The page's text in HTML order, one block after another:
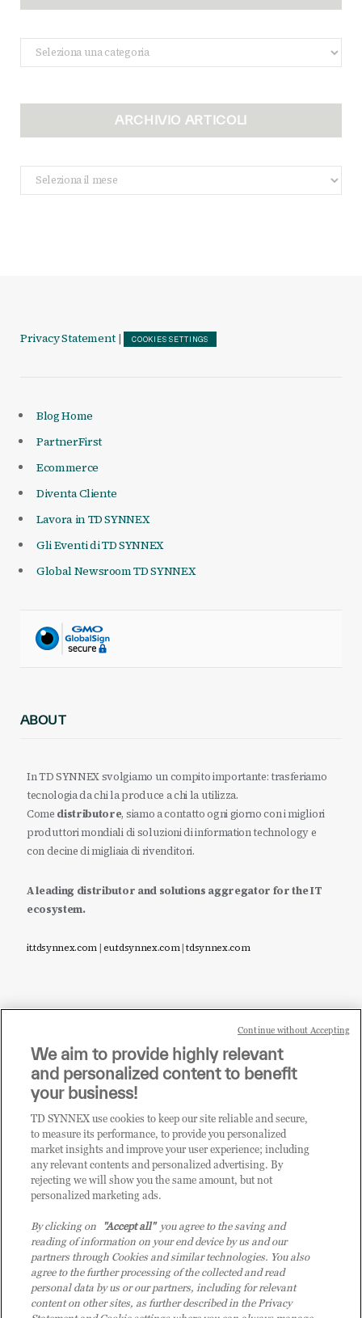
Categorie
ARCHIVIO ARTICOLI
Archivio
Articoli
Privacy Statement | COOKIES SETTINGS
Blog Home
PartnerFirst
Ecommerce
Diventa Cliente
Lavora in TD SYNNEX
Gli Eventi di TD SYNNEX
Global Newsroom TD SYNNEX
ABOUT
In TD SYNNEX svolgiamo un compito importante: trasferiamo
tecnologia da chi la produce a chi la utilizza.
Come distributore, siamo a contatto ogni giorno con i migliori
produttori mondiali di soluzioni di information technology e
con decine di migliaia di rivenditori.
A leading distributor and solutions aggregator for the IT
ecosystem.
it.tdsynnex.com|eu.tdsynnex.com|tdsynnex.com
Sei un rivenditore di tecnologia e desideri acquistare
i prodotti o le soluzioni trattate sul blog?
CLICCA QUI E DIVENTA
CLIENTE TD SYNNEX
We aim to provide highly relevant
and personalized content to benefit
your business!
TD SYNNEX use cookies to keep our site reliable and secure,
to measure its performance, to provide you personalized
market insights and improve your user experience; including
any relevant contents and personalized advertising. By
rejecting we will show you the same amount, but not
personalized marketing ads.
By clicking on "Accept all"you agree to the saving and
reading of information on your end device by us and our
partners through Cookies and similar technologies. You also
agree to the further processing of the collected and read
personal data by us or our partners, including for relevant
content on other sites, as further described in the Privacy
Continue without Accepting